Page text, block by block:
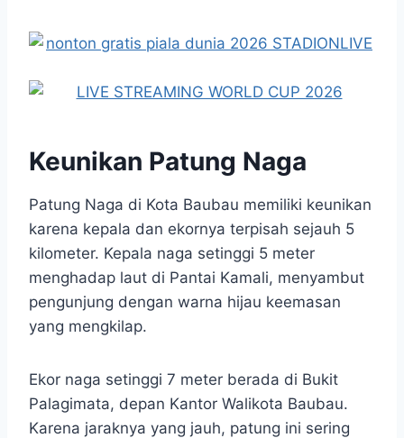
Keunikan Patung Naga
Patung Naga di Kota Baubau memiliki keunikan
karena kepala dan ekornya terpisah sejauh 5
kilometer. Kepala naga setinggi 5 meter
menghadap laut di Pantai Kamali, menyambut
pengunjung dengan warna hijau keemasan
yang mengkilap.
Ekor naga setinggi 7 meter berada di Bukit
Palagimata, depan Kantor Walikota Baubau.
Karena jaraknya yang jauh, patung ini sering